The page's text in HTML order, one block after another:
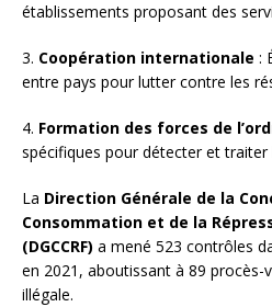
établissements proposant des
3. Coopération internationale :
entre pays pour lutter contre les
4. Formation des forces de
spécifiques pour détecter et traiter
La Direction Générale de la
Consommation et de la
(DGCCRF) a mené 523 contrôles
en 2021, aboutissant à 89 procès-
illégale.